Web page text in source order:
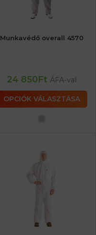
Munkavédő overall 4570
24 850Ft ÁFA-val
OPCIÓK VÁLASZTÁSA